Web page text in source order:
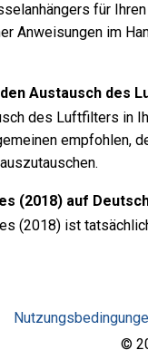
für
Anweisungen im
Austausch des
des Luftfilters in
empfohlen,
(2018) auf
(2018) ist
©